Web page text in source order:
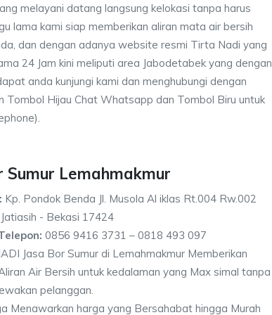
melayani datang langsung kelokasi tanpa harus
lama kami siap memberikan aliran mata air bersih
dan dengan adanya website resmi Tirta Nadi yang
24 Jam kini meliputi area Jabodetabek yang dengan
anda kunjungi kami dan menghubungi dengan
Tombol Hijau Chat Whatsapp dan Tombol Biru untuk
Sumur Lemahmakmur
Kp. Pondok Benda Jl. Musola Al iklas Rt.004 Rw.002
- Bekasi 17424
0856 9416 3731 – 0818 493 097
Jasa Bor Sumur di Lemahmakmur Memberikan
Air Bersih untuk kedalaman yang Max simal tanpa
pelanggan.
Menawarkan harga yang Bersahabat hingga Murah